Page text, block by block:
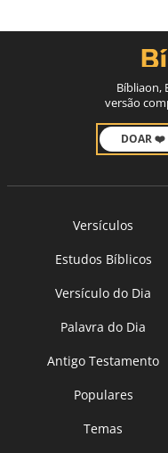
Bíbliaon,
versão
DOAR ❤️
Versículos
Estudos Bíblicos
Versículo do Dia
Palavra do Dia
Antigo Testamento
Populares
Temas